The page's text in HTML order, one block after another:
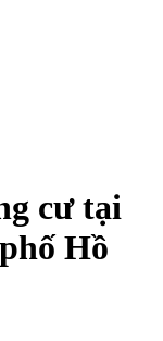
cư tại
Hồ